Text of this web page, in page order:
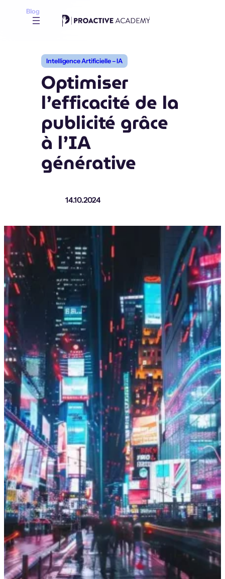
Blog
Intelligence Artificielle – IA
Optimiser
l’efficacité de la
publicité grâce
à l’IA
générative
14.10.2024